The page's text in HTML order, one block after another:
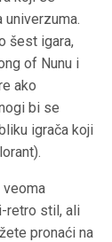
šest igara,
of Nunu i
ako
bi se
igrača koji
retro stil, ali
pronaći na